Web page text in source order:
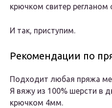
крючком свитер регланом
И так, приступим.
Рекомендации по
Подходит любая пряжа
Я вяжу из 100% шерсти в
крючком 4мм.